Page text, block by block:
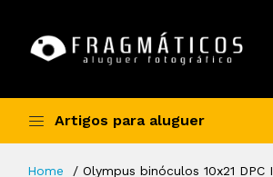
Artigos para aluguer
Home Olympus binóculos 10x21 DPC I